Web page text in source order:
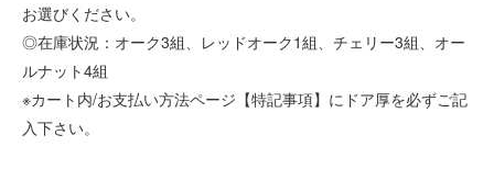
お選びください。
◎在庫状況：オーク3組、レッドオーク1組、チェリー3組、オー
ルナット4組
※カート内/お支払い方法ページ【特記事項】にドア厚を必ずご記
入下さい。